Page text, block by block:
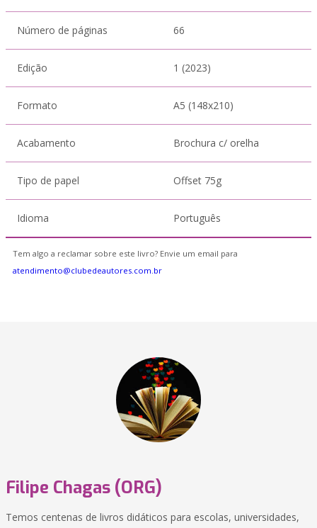
Número de páginas 66
Edição 1 (2023)
Formato A5 (148x210)
Acabamento Brochura c/ orelha
Tipo de papel Offset 75g
Idioma Português
Tem algo a reclamar sobre este livro? Envie um email para
atendimento@clubedeautores.com.br
Filipe Chagas (ORG)
Temos centenas de livros didáticos para escolas, universidades,